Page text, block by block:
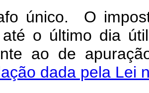
único. O
até o último dia
ao de
dada pela Lei